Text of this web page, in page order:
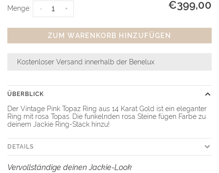
Menge: +
- €399,00
ZUM WARENKORB HINZUFÜGEN
Kostenloser Versand innerhalb der Benelux
ÜBERBLICK
Der Vintage Pink Topaz Ring aus 14 Karat Gold ist ein eleganter
Ring mit rosa Topas. Die funkelnden rosa Steine fügen Farbe zu
deinem Jackie Ring-Stack hinzu!
DETAILS
Vervollständige deinen Jackie-Look